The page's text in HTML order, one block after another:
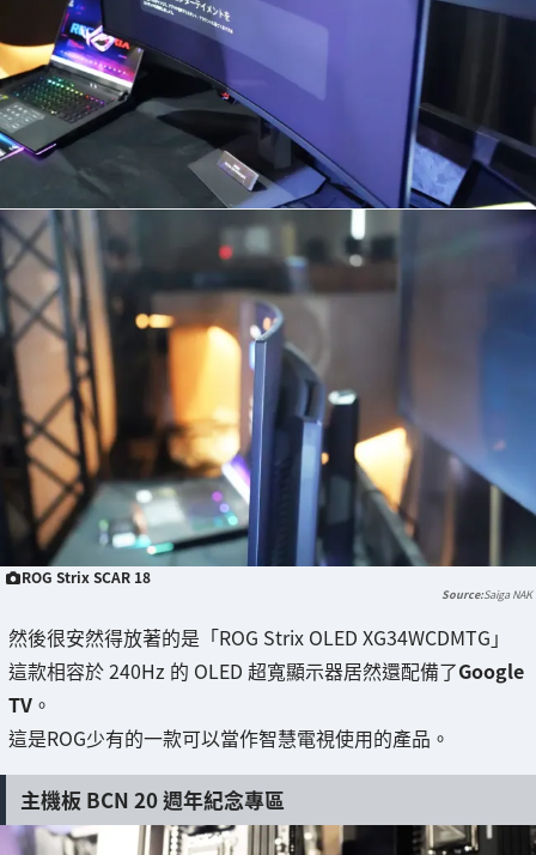
ROG Strix SCAR 18
Saiga NAK
然後很安然得放著的是「ROG Strix OLED XG34WCDMTG」
這款相容於 240Hz 的 OLED 超寬顯示器居然還配備了Google
TV 。
這是ROG少有的一款可以當作智慧電視使用的產品。
主機板 BCN 20 週年紀念專區